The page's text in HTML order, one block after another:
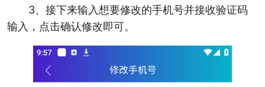
3、接下来输入想要修改的手机号并接收验证码
输入，点击确认修改即可。